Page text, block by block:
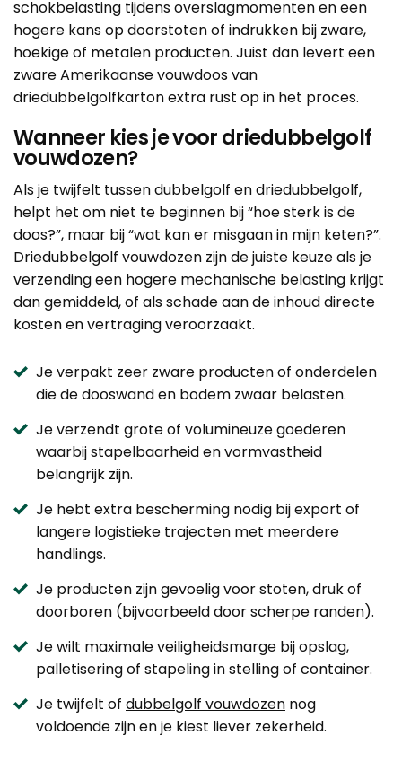
schokbelasting tijdens overslagmomenten en een
hogere kans op doorstoten of indrukken bij zware,
hoekige of metalen producten. Juist dan levert een
zwareAmerikaanse vouwdoosvan
driedubbelgolfkarton extra rust op in het proces.
Wanneer kies je voor driedubbelgolf
vouwdozen?
Als je twijfelt tussen dubbelgolf en driedubbelgolf,
helpt het om niet te beginnen bij “hoe sterk is de
doos?”, maar bij “wat kan er misgaan in mijn keten?”.
Driedubbelgolf vouwdozen zijn de juiste keuze als je
verzending een hogere mechanische belasting krijgt
dan gemiddeld, of als schade aan de inhoud directe
kosten en vertraging veroorzaakt.
Je verpakt zeer zware producten of onderdelen
die de dooswand en bodem zwaar belasten.
Je verzendt grote of volumineuze goederen
waarbij stapelbaarheid en vormvastheid
belangrijk zijn.
Je hebt extra bescherming nodig bij export of
langere logistieke trajecten met meerdere
handlings.
Je producten zijn gevoelig voor stoten, druk of
doorboren (bijvoorbeeld door scherpe randen).
Je wilt maximale veiligheidsmarge bij opslag,
palletisering of stapeling in stelling of container.
Je twijfelt of dubbelgolf vouwdozen nog
voldoende zijn en je kiest liever zekerheid.